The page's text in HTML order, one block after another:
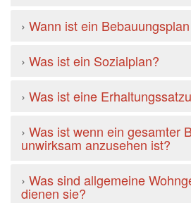
› Wann ist ein
› Was ist ein Sozialplan?
› Was ist eine
› Was ist wenn ein gesamter
unwirksam anzusehen ist?
› Was sind allgemeine
dienen sie?